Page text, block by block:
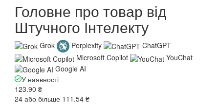
Головне про товар від
Штучного Інтелекту
Grok Perplexity
ChatGPT
Microsoft Copilot
YouChat
Google AI
У наявності
123.90 ₴
24 або більше 111.54 ₴